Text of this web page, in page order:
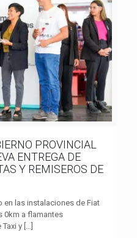
PROVINCIAL
ENTREGA DE
Y REMISEROS DE
en las instalaciones de Fiat
0km a flamantes
y